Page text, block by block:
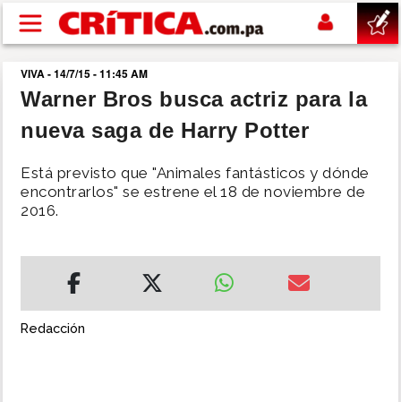
Pasar al contenido principal
buscar
SUCESOS
NACIONAL
DEPORTES
VIVA - 14/7/15 - 11:45 AM
Warner Bros busca actriz para la
nueva saga de Harry Potter
Está previsto que "Animales fantásticos y dónde
encontrarlos" se estrene el 18 de noviembre de
2016.
Redacción